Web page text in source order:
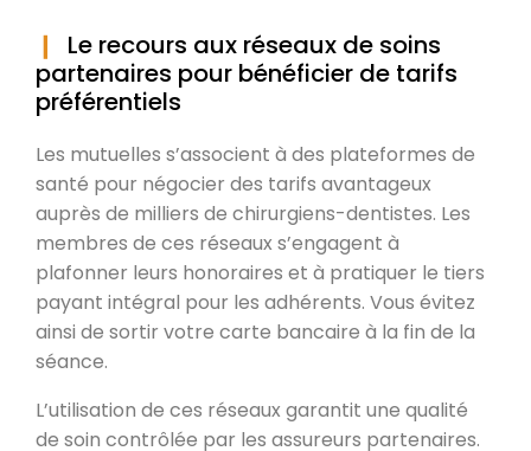
Le recours aux réseaux de soins
partenaires pour bénéficier de tarifs
préférentiels
Les mutuelles s’associent à des plateformes de
santé pour négocier des tarifs avantageux
auprès de milliers de chirurgiens-dentistes. Les
membres de ces réseaux s’engagent à
plafonner leurs honoraires et à pratiquer le tiers
payant intégral pour les adhérents. Vous évitez
ainsi de sortir votre carte bancaire à la fin de la
séance.
L’utilisation de ces réseaux garantit une qualité
de soin contrôlée par les assureurs partenaires.